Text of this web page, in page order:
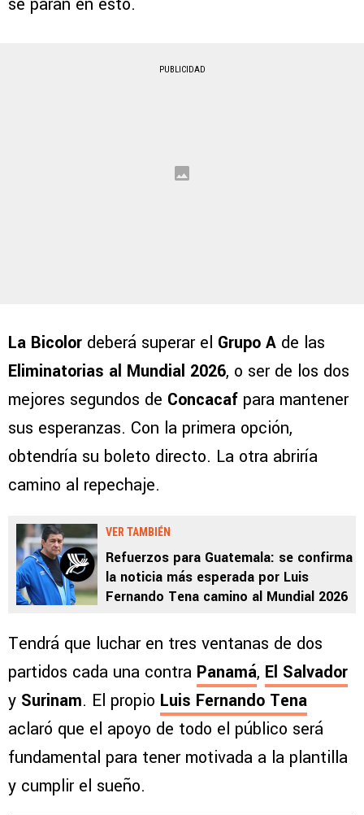
se paran en esto.
PUBLICIDAD
La Bicolor deberá superar el Grupo A de las
Eliminatorias al Mundial 2026, o ser de los dos
mejores segundos de Concacaf para mantener
sus esperanzas. Con la primera opción,
obtendría su boleto directo. La otra abriría
camino al repechaje.
VER TAMBIÉN
Refuerzos para Guatemala: se confirma
la noticia más esperada por Luis
Fernando Tena camino al Mundial 2026
Tendrá que luchar en tres ventanas de dos
partidos cada una contra Panamá, El Salvador
y Surinam. El propio Luis Fernando Tena
aclaró que el apoyo de todo el público será
fundamental para tener motivada a la plantilla
y cumplir el sueño.